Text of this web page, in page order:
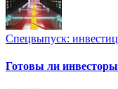
Спецвыпуск:
Готовы ли